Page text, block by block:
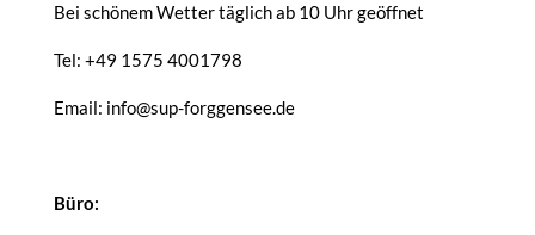
Bei schönem Wetter täglich ab 10 Uhr geöffnet
Tel: +49 1575 4001798
Email: info@sup-forggensee.de
Büro: